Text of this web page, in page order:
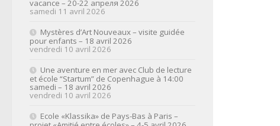
vacance – 20-22 апреля 2026
samedi 11 avril 2026
Mystères d’Art Nouveaux – visite guidée
pour enfants – 18 avril 2026
vendredi 10 avril 2026
Une aventure en mer avec Club de lecture
et école “Startum” de Copenhague à 14:00
samedi – 18 avril 2026
vendredi 10 avril 2026
Ecole «Klassika» de Pays-Bas à Paris –